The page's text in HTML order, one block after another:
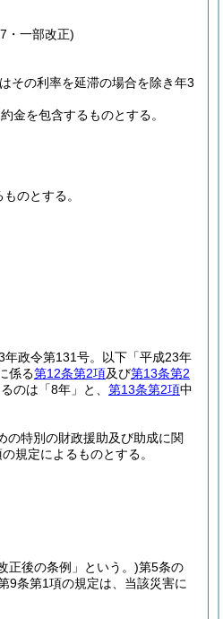
・一部改正)
その利率を延滞の場合を除き年3
金を包含するものとする。
のとする。
年政令第131号。以下「平成23年
係る第12条第2項及び第13条第2
のは「8年」と、 第13条第2項中
の特別の財政援助及び助成に関
規定によるものとする。
正後の条例」という。)第5条の
9条第1項の規定は、当該災害に